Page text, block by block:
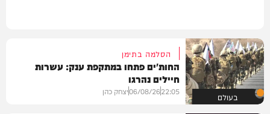
בעולם
הסלמה בתימן
החות'ים פתחו במתקפת ענק: עשרות
חיילים נהרגו
22:05
06/08/26יצחק כהן